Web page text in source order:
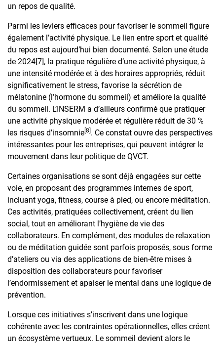
un repos de qualité.
Parmi les leviers efficaces pour favoriser le sommeil figure
également l’activité physique. Le lien entre sport et qualité
du repos est aujourd’hui bien documenté. Selon une étude
de 2024[7], la pratique régulière d’une activité physique, à
une intensité modérée et à des horaires appropriés, réduit
significativement le stress, favorise la sécrétion de
mélatonine (l’hormone du sommeil) et améliore la qualité
du sommeil. L’INSERM a d’ailleurs confirmé que pratiquer
une activité physique modérée et régulière réduit de 30 %
les risques d’insomnie [8] . Ce constat ouvre des perspectives
intéressantes pour les entreprises, qui peuvent intégrer le
mouvement dans leur politique de QVCT.
Certaines organisations se sont déjà engagées sur cette
voie, en proposant des programmes internes de sport,
incluant yoga, fitness, course à pied, ou encore méditation.
Ces activités, pratiquées collectivement, créent du lien
social, tout en améliorant l’hygiène de vie des
collaborateurs. En complément, des modules de relaxation
ou de méditation guidée sont parfois proposés, sous forme
d’ateliers ou via des applications de bien-être mises à
disposition des collaborateurs pour favoriser
l’endormissement et apaiser le mental dans une logique de
prévention.
Lorsque ces initiatives s’inscrivent dans une logique
cohérente avec les contraintes opérationnelles, elles créent
un écosystème vertueux. Le sommeil devient alors le